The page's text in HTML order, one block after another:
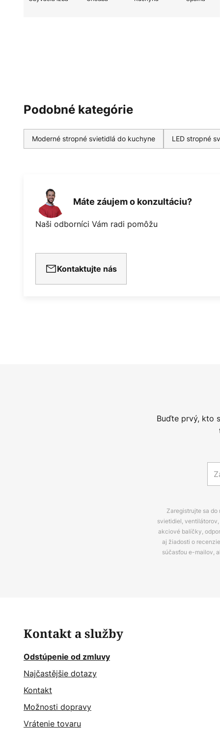
Podobné kategórie
Moderné stropné svietidlá do kuchyne LED stropné
Máte záujem o konzultáciu?
Naši odborníci Vám radi pomôžu
Kontaktujte nás
Buďte prvý, kto
Zaregistrujte sa
svietidiel,
akciové balíčky,
aj žiadosti o
súčasťou e-mailov,
Kontakt a služby
Odstúpenie od zmluvy
Najčastějšie dotazy
Kontakt
Možnosti dopravy
Vrátenie tovaru